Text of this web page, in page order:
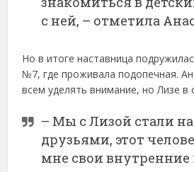
с ней, – отметила
Но в итоге наставница
№7, где проживала подопечная.
всем уделять внимание, но Лизе в
– Мы с Лизой стали
друзьями, этот
мне свои